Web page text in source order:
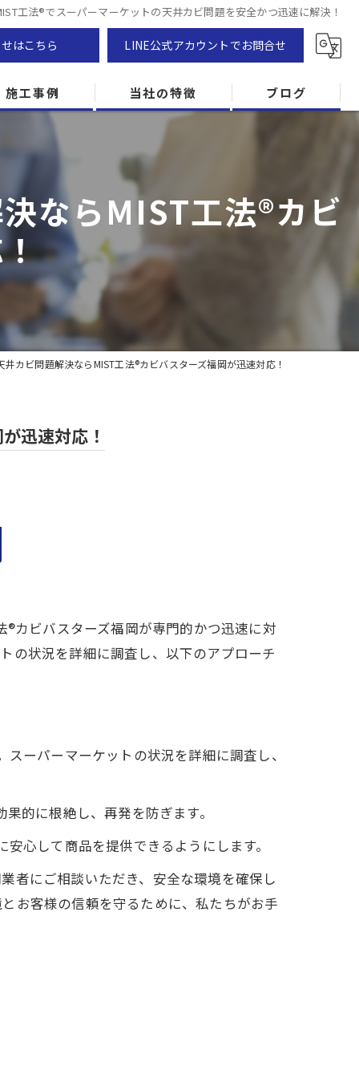
工法®でスーパーマーケットの天井カビ問題を安全かつ迅速に解決！
はこちら LINE公式アカウントでお問合せ
施工事例 当社の特徴
防カビ
カビ専門
ZEH住宅
カビ検査
ブログ
ならMIST工法®カビ
カビ問題解決ならMIST工法®カビバスターズ福岡が迅速対応！
迅速対応！
カビバスターズ福岡が専門的かつ迅速に対
の状況を詳細に調査し、以下のアプローチ
ーパーマーケットの状況を詳細に調査し、
的に根絶し、再発を防ぎます。
心して商品を提供できるようにします。
者にご相談いただき、安全な環境を確保し
お客様の信頼を守るために、私たちがお手